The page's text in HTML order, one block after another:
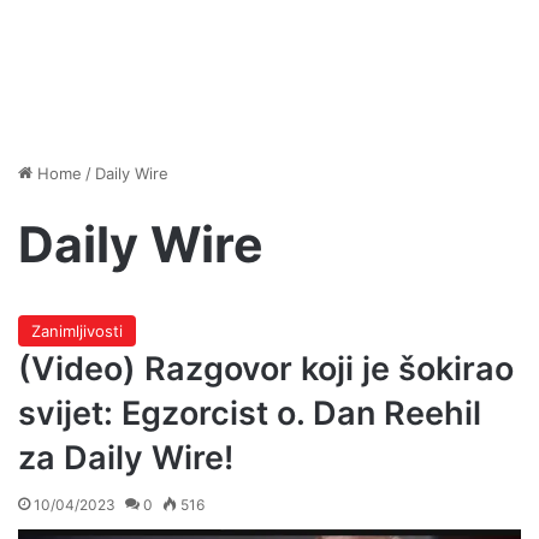
Home / Daily Wire
Daily Wire
Zanimljivosti
(Video) Razgovor koji je šokirao
svijet: Egzorcist o. Dan Reehil
za Daily Wire!
10/04/2023 0 516